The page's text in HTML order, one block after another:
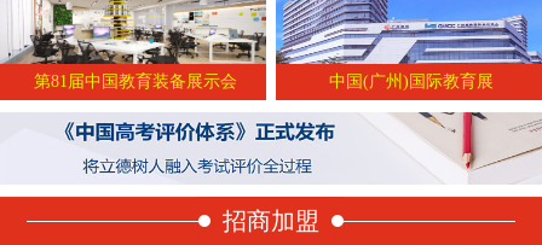
第81届中国教育装备展示会 中国(广州)国际教育展
招商加盟